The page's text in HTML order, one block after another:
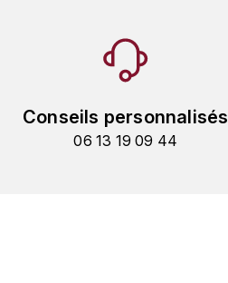
Conseils personnalisés
06 13 19 09 44